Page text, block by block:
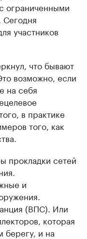
ограниченными
участников
что бывают
возможно, если
на себя
в практике
того, как
прокладки сетей
и
(ВПС). Или
которая
берегу, и на